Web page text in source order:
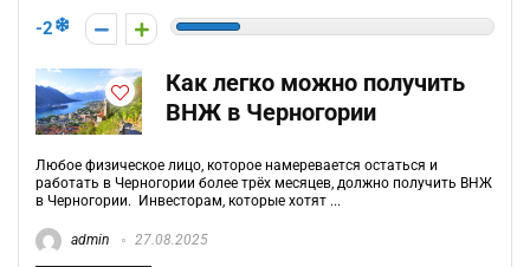
-2
Как легко можно получить
ВНЖ в Черногории
Любое физическое лицо, которое намеревается остаться и
работать в Черногории более трёх месяцев, должно получить ВНЖ
в Черногории. Инвесторам, которые хотят ...
admin 27.08.2025